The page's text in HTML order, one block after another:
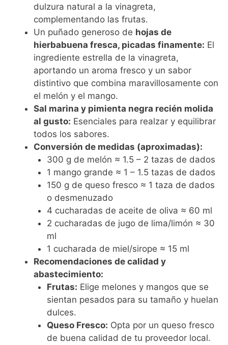
dulzura natural a la vinagreta,
complementando las frutas.
Un puñado generoso de hojas de
hierbabuena fresca, picadas finamente: El
ingrediente estrella de la vinagreta,
aportando un aroma fresco y un sabor
distintivo que combina maravillosamente con
el melón y el mango.
Sal marina y pimienta negra recién molida
al gusto: Esenciales para realzar y equilibrar
todos los sabores.
Conversión de medidas (aproximadas):
300 g de melón ≈ 1.5 – 2 tazas de dados
1 mango grande ≈ 1 – 1.5 tazas de dados
150 g de queso fresco ≈ 1 taza de dados
o desmenuzado
4 cucharadas de aceite de oliva ≈ 60 ml
2 cucharadas de jugo de lima/limón ≈ 30
ml
1 cucharada de miel/sirope ≈ 15 ml
Recomendaciones de calidad y
abastecimiento:
Frutas: Elige melones y mangos que se
sientan pesados para su tamaño y huelan
dulces.
Queso Fresco: Opta por un queso fresco
de buena calidad de tu proveedor local.